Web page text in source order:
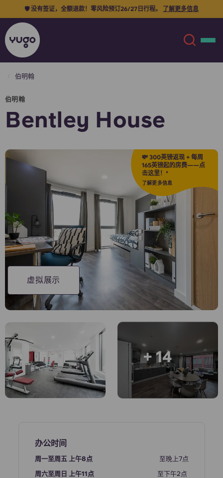
关于我们
地点
账户 语言
English (GB)
English (US)
Chinese
Español
Català
Deutsch
Portuguese
选择一个国家
选择一个城市
立即预订
English (US)
Chinese Español
Deutsch
Italian French
Portuguese
🛡️ 没有签证，全额退款！零风险预订26/27日行程。 了解更多信息
伯明翰
伯明翰
Bentley House
💸 300英镑返现 + 每周
165英镑起的房费——点
击这里！*
了解更多信息
+ 14
虚拟展示
办公时间
周一至周五 上午8点
至晚上7点
周六至周日 上午11点
至下午2点